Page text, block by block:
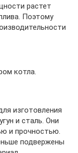
растет
Поэтому
котла.
изготовления
и сталь. Они
и прочностью.
подвержены